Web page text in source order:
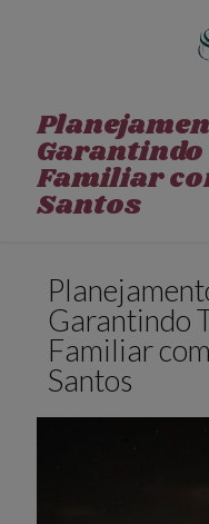
Familiar
Santos
Garantindo
Familiar
Santos